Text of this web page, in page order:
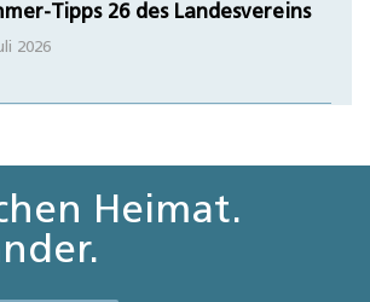
Tipps 26 des Landesvereins
2026
Heimat.